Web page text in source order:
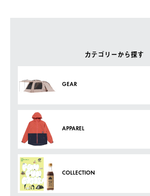
カテゴリーから探す
GEAR
APPAREL
COLLECTION